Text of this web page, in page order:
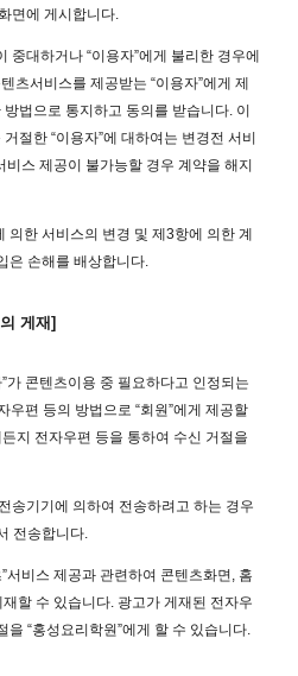
면에 게시합니다.
대하거나 “이용자”에게 불리한 경우에
츠서비스를 제공받는 “이용자”에게 제
법으로 통지하고 동의를 받습니다. 이
절한 “이용자”에 대하여는 변경전 서비
스 제공이 불가능할 경우 계약을 해지
한 서비스의 변경 및 제3항에 의한 계
은 손해를 배상합니다.
게재]
가 콘텐츠이용 중 필요하다고 인정되는
우편 등의 방법으로 “회원”에게 제공할
지 전자우편 등을 통하여 수신 거절을
송기기에 의하여 전송하려고 하는 경우
전송합니다.
서비스 제공과 관련하여 콘텐츠화면, 홈
할 수 있습니다. 광고가 게재된 전자우
을 “홍성요리학원”에게 할 수 있습니다.